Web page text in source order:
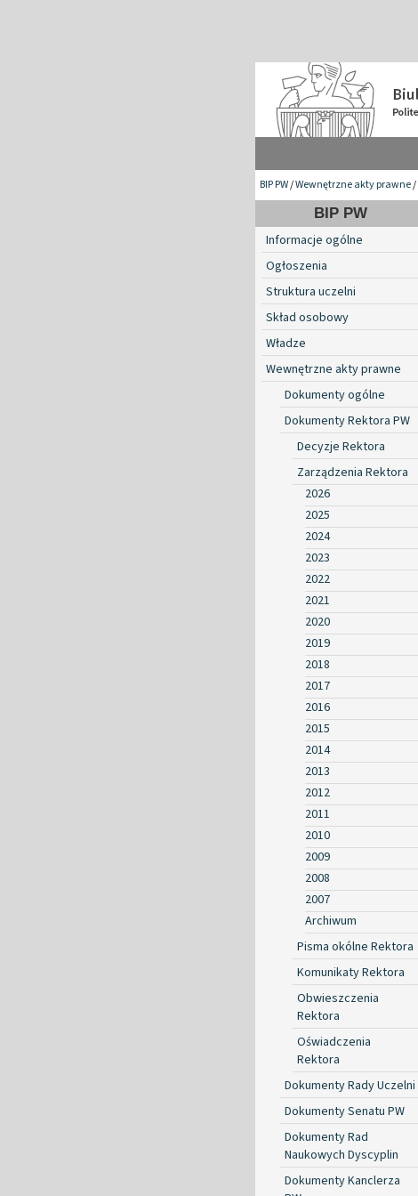
BIP PW/Wewnętrzne akty prawne/
BIP PW
Informacje ogólne
Ogłoszenia
Struktura uczelni
Skład osobowy
Władze
Wewnętrzne akty prawne
Dokumenty ogólne
Dokumenty Rektora PW
Decyzje Rektora
Zarządzenia Rektora
2026
2025
2024
2023
2022
2021
2020
2019
2018
2017
2016
2015
2014
2013
2012
2011
2010
2009
2008
2007
Archiwum
Pisma okólne Rektora
Komunikaty Rektora
Obwieszczenia
Rektora
Oświadczenia
Rektora
Dokumenty Rady Uczelni
Dokumenty Senatu PW
Dokumenty Rad
Naukowych Dyscyplin
Dokumenty Kanclerza